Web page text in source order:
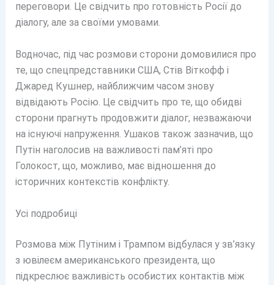
переговори. Це свідчить про готовність Росії до
діалогу, але за своїми умовами.
Водночас, під час розмови сторони домовилися про
те, що спецпредставники США, Стів Віткофф і
Джаред Кушнер, найближчим часом знову
відвідають Росію. Це свідчить про те, що обидві
сторони прагнуть продовжити діалог, незважаючи
на існуючі напруження. Ушаков також зазначив, що
Путін наголосив на важливості пам’яті про
Голокост, що, можливо, має відношення до
історичних контекстів конфлікту.
Усі подробиці
Розмова між Путіним і Трампом відбулася у зв’язку
з ювілеєм американського президента, що
підкреслює важливість особистих контактів між